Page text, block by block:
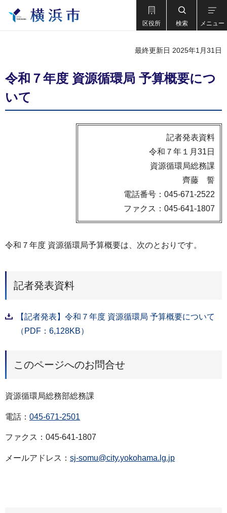
区役所 検索 メニュー
最終更新日 2025年1月31日
令和７年度 資源循環局 予算概要につ
いて
記者発表資料
令和７年１月31日
資源循環局総務課
齊藤 誓
電話番号：045-671-2522
ファクス：045-641-1807
令和７年度 資源循環局予算概要は、次のとおりです。
記者発表資料
【記者発表】令和７年度 資源循環局 予算概要について
（PDF：6,128KB）
このページへのお問合せ
資源循環局総務部総務課
電話： 045-671-2501
ファクス：045-641-1807
メールアドレス： sj-somu@city.yokohama.lg.jp